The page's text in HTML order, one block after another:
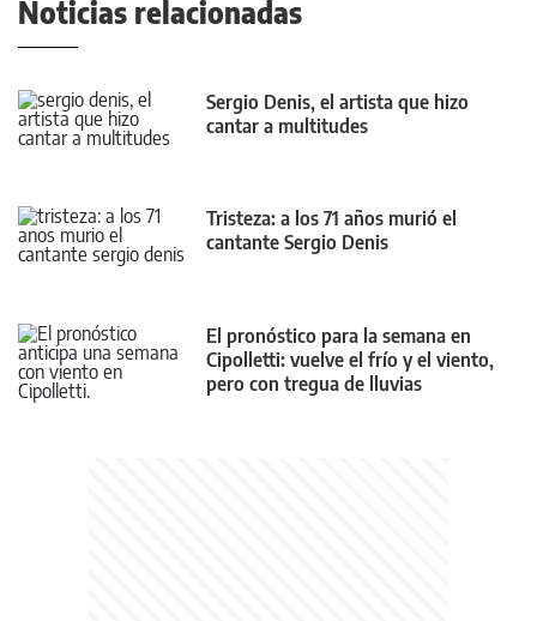
Noticias relacionadas
Sergio Denis, el artista que hizo
cantar a multitudes
Tristeza: a los 71 años murió el
cantante Sergio Denis
El pronóstico para la semana en
Cipolletti: vuelve el frío y el viento,
pero con tregua de lluvias